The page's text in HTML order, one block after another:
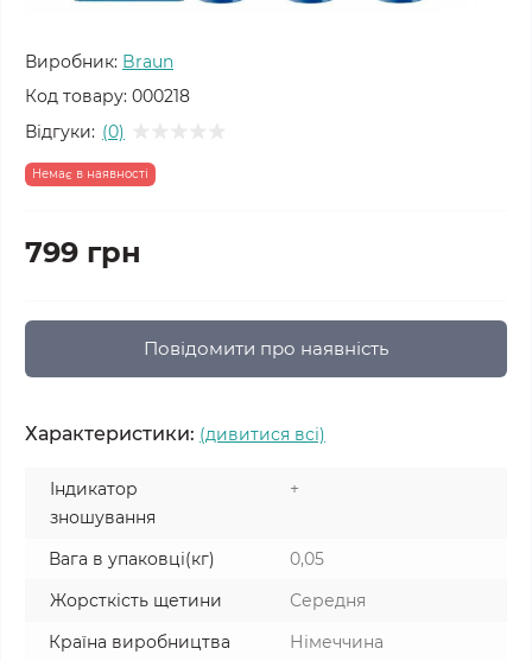
Виробник: Braun
Код товару: 000218
Відгуки: (0)
Немає в наявності
799 грн
Повідомити про наявність
Характеристики: (дивитися всі)
Індикатор
зношування
+
Вага в упаковці(кг)
0,05
Жорсткість щетини
Середня
Країна виробництва
Німеччина